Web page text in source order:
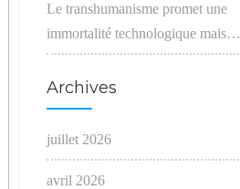
Le transhumanisme promet une
immortalité technologique mais…
Archives
juillet 2026
avril 2026